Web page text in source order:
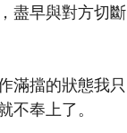
盡早與對方切斷
滿擋的狀態我只
奉上了。